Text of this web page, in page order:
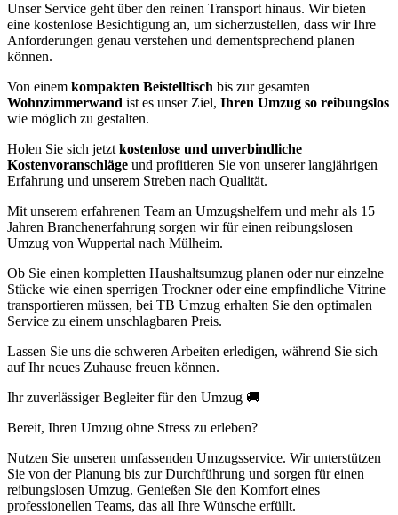
Unser Service geht über den reinen Transport hinaus. Wir bieten
eine kostenlose Besichtigung an, um sicherzustellen, dass wir Ihre
Anforderungen genau verstehen und dementsprechend planen
können.
Von einem kompakten Beistelltisch bis zur gesamten
Wohnzimmerwand ist es unser Ziel, Ihren Umzug so reibungslos
wie möglich zu gestalten.
Holen Sie sich jetzt kostenlose und unverbindliche
Kostenvoranschläge und profitieren Sie von unserer langjährigen
Erfahrung und unserem Streben nach Qualität.
Mit unserem erfahrenen Team an Umzugshelfern und mehr als 15
Jahren Branchenerfahrung sorgen wir für einen reibungslosen
Umzug von Wuppertal nach Mülheim.
Ob Sie einen kompletten Haushaltsumzug planen oder nur einzelne
Stücke wie einen sperrigen Trockner oder eine empfindliche Vitrine
transportieren müssen, bei TB Umzug erhalten Sie den optimalen
Service zu einem unschlagbaren Preis.
Lassen Sie uns die schweren Arbeiten erledigen, während Sie sich
auf Ihr neues Zuhause freuen können.
Ihr zuverlässiger Begleiter für den Umzug 🚚
Bereit, Ihren Umzug ohne Stress zu erleben?
Nutzen Sie unseren umfassenden Umzugsservice. Wir unterstützen
Sie von der Planung bis zur Durchführung und sorgen für einen
reibungslosen Umzug. Genießen Sie den Komfort eines
professionellen Teams, das all Ihre Wünsche erfüllt.